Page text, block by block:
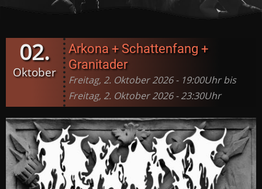
02.
Oktober
Arkona + Schattenfang +
Granitader
Freitag, 2. Oktober 2026 - 19:00Uhr bis
Freitag, 2. Oktober 2026 - 23:30Uhr